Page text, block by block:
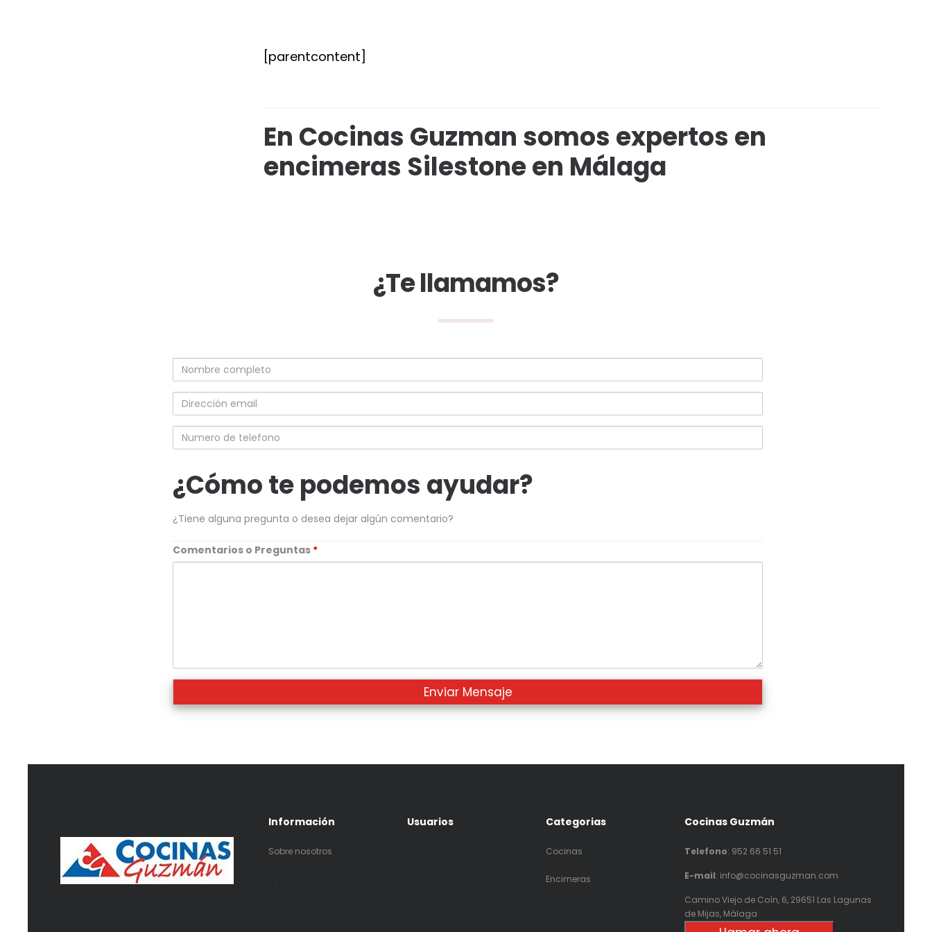
[parentcontent]
En Cocinas Guzman somos expertos en
encimeras Silestone en Málaga
¿Te llamamos?
Nombre
completo
Dirección
email
Numero
de
¿Cómo te podemos ayudar?
¿Tiene alguna pregunta o desea dejar algún comentario?
Comentarios o Preguntas *
Información
Sobre nosotros
.
Usuarios Categorias
Cocinas
Encimeras
Cocinas Guzmán
Telefono: 952 66 51 51
E-mail: info@cocinasguzman.com
Camino Viejo de Coín, 6, 29651 Las Lagunas
de Mijas, Málaga